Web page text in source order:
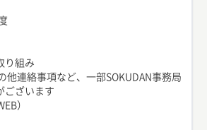
り組み
連絡事項など、一部SOKUDAN事務局
ございます